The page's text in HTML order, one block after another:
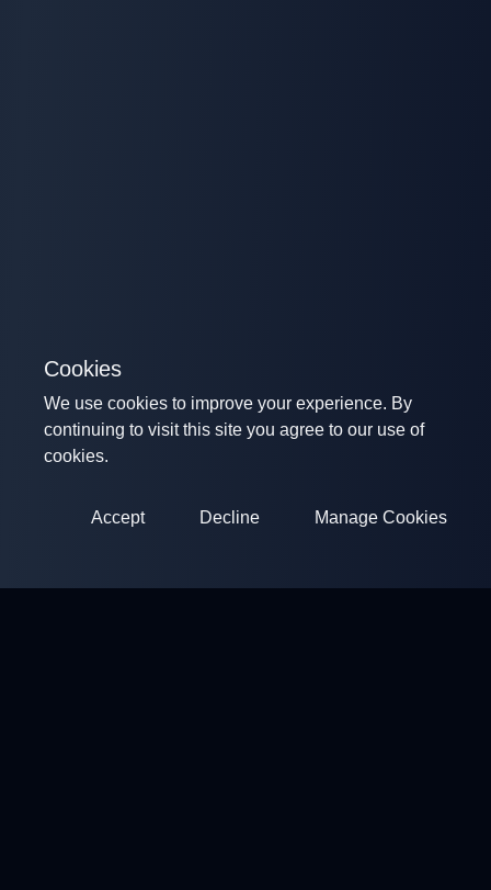
Cookies
We use cookies to improve your experience. By
continuing to visit this site you agree to our use of
cookies.
Accept Decline Manage Cookies